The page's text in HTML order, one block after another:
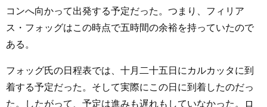
コンへ向かって出発する予定だった。つまり、フィリア
ス・フォッグはこの時点で五時間の余裕を持っていたので
ある。
フォッグ氏の日程表では、十月二十五日にカルカッタに到
着する予定だった。そして実際にこの日に到着したのだっ
た。したがって、予定は進みも遅れもしていなかった。ロ